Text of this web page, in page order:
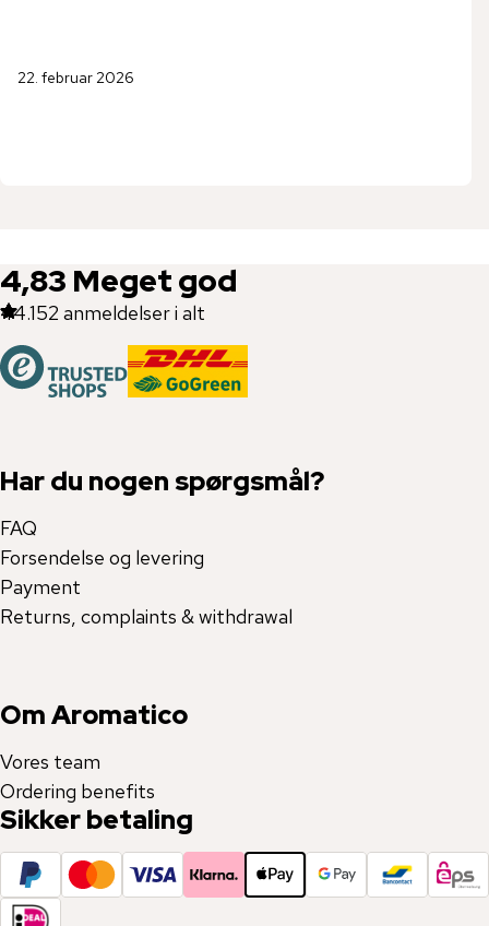
22. februar 2026
4,83 Meget god
44.152 anmeldelser i alt
Har du nogen spørgsmål?
FAQ
Forsendelse og levering
Payment
Returns, complaints & withdrawal
Om Aromatico
Vores team
Ordering benefits
Sikker betaling